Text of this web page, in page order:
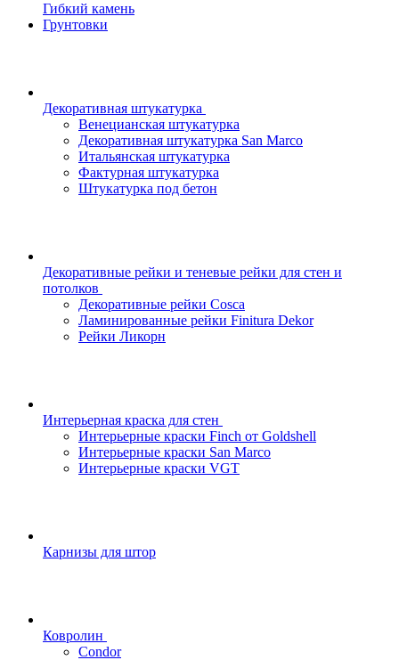
Гибкий камень
Грунтовки
Декоративная штукатурка
Венецианская штукатурка
Декоративная штукатурка San Marco
Итальянская штукатурка
Фактурная штукатурка
Штукатурка под бетон
Декоративные рейки и теневые рейки для стен и
потолков
Декоративные рейки Cosca
Ламинированные рейки Finitura Dekor
Рейки Ликорн
Интерьерная краска для стен
Интерьерные краски Finch от Goldshell
Интерьерные краски San Marco
Интерьерные краски VGT
Карнизы для штор
Ковролин
Condor